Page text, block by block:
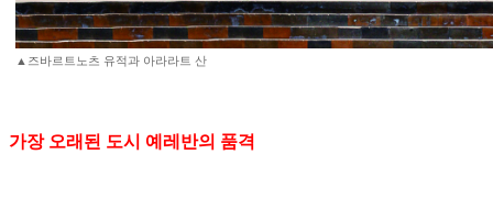
▲즈바르트노츠 유적과 아라라트 산
가장 오래된 도시 예레반의 품격